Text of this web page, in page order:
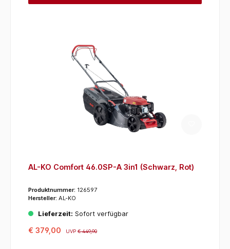
AL-KO Comfort 46.0SP-A 3in1 (Schwarz, Rot)
Produktnummer: 126597
Hersteller: AL-KO
Lieferzeit: Sofort verfügbar
€ 379,00 UVP€ 449,90